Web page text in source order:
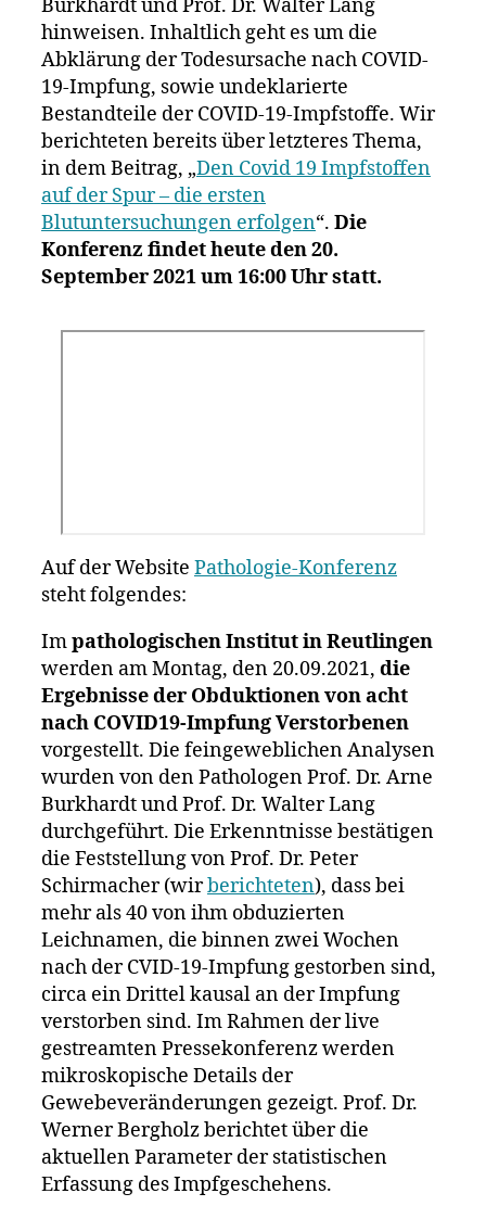
Burkhardt und Prof. Dr. Walter Lang
hinweisen. Inhaltlich geht es um die
Abklärung der Todesursache nach COVID-
19-Impfung, sowie undeklarierte
Bestandteile der COVID-19-Impfstoffe. Wir
berichteten bereits über letzteres Thema,
in dem Beitrag, „Den Covid 19 Impfstoffen
auf der Spur – die ersten
Blutuntersuchungen erfolgen“. Die
Konferenz findet heute den 20.
September 2021 um 16:00 Uhr statt.
Auf der Website Pathologie-Konferenz
steht folgendes:
Impathologischen Institut in Reutlingen
werden am Montag, den 20.09.2021, die
Ergebnisse der Obduktionen von acht
nach COVID19-Impfung Verstorbenen
vorgestellt. Die feingeweblichen Analysen
wurden von den Pathologen Prof. Dr. Arne
Burkhardt und Prof. Dr. Walter Lang
durchgeführt. Die Erkenntnisse bestätigen
die Feststellung von Prof. Dr. Peter
Schirmacher (wirberichteten), dass bei
mehr als 40 von ihm obduzierten
Leichnamen, die binnen zwei Wochen
nach der CVID-19-Impfung gestorben sind,
circa ein Drittel kausal an der Impfung
verstorben sind. Im Rahmen der live
gestreamten Pressekonferenz werden
mikroskopische Details der
Gewebeveränderungen gezeigt. Prof. Dr.
Werner Bergholz berichtet über die
aktuellen Parameter der statistischen
Erfassung des Impfgeschehens.